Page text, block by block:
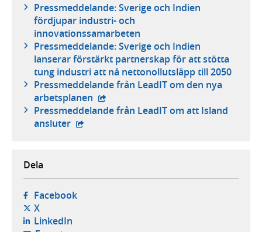
Pressmeddelande: Sverige och Indien
fördjupar industri- och
innovationssamarbeten
Pressmeddelande: Sverige och Indien
lanserar förstärkt partnerskap för att stötta
tung industri att nå nettonollutsläpp till 2050
Pressmeddelande från LeadIT om den nya
arbetsplanen - extern webbplats,
Pressmeddelande från LeadIT om att Island
ansluter - extern webbplats,
Dela
Facebook- öppnas i ny flik, extern webbplats,
X- öppnas i ny flik, extern webbplats,
LinkedIn- öppnas i ny flik, extern webbplats,